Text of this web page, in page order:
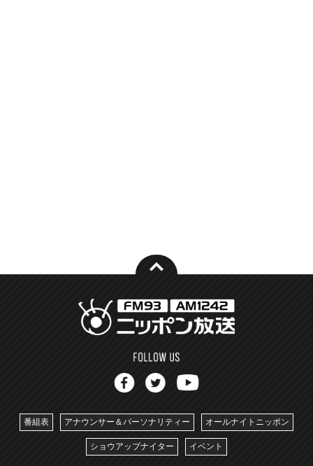
番組表 アナウンサー＆パーソナリティー オールナイトニッポン
ショウアップナイター イベント